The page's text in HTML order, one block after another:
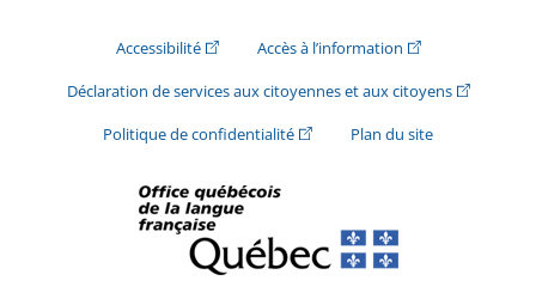
Accessibilité(Cet hyperlien externe s'ouvrira dans une
Accès à l’information(Cet hyperlien
Déclaration de services aux citoyennes et aux citoyens(Cet
Politique de confidentialité(Cet hyperlien externe s'ouvrira
Plan du site